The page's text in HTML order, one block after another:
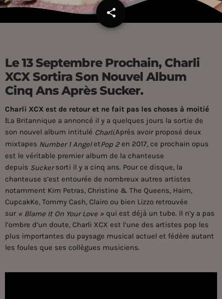
share
email
Le 13 Septembre Prochain, Charli
XCX Sortira Son Nouvel Album
Cinq Ans Après Sucker.
Charli XCX est de retour et ne fait pas les choses à moitié
!La Britannique a annoncé il y a quelques jours la sortie de
son nouvel album intitulé Charli.Après avoir proposé deux
mixtapes Number 1 AngeletPop 2en 2017, ce prochain opus
est le véritable premier album de la chanteuse
depuis Suckersorti il y a cinq ans. Pour ce disque, la
chanteuse s’est entourée de nombreux autres artistes
notamment Kim Petras, Christine & The Queens, Haim,
CupcakKe, Tommy Cash, Clairo ou bien Lizzo retrouvée
sur « Blame It On Your Love » qui est déjà un tube. Il n’y a pas
l’ombre d’un doute, Charli XCX est l’une des artistes pop les
plus importantes du paysage musical actuel et fédère autant
les foules que ses collègues musiciens.